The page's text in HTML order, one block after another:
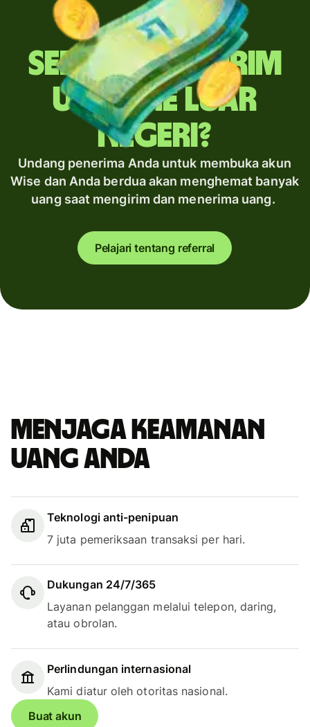
Sering mengirim
uang ke luar
negeri?
Undang penerima Anda untuk membuka akun
Wise dan Anda berdua akan menghemat banyak
uang saat mengirim dan menerima uang.
Pelajari tentang referral
Menjaga keamanan
uang Anda
Teknologi anti-penipuan
7 juta pemeriksaan transaksi per hari.
Dukungan 24/7/365
Layanan pelanggan melalui telepon, daring,
atau obrolan.
Perlindungan internasional
Kami diatur oleh otoritas nasional.
Buat akun